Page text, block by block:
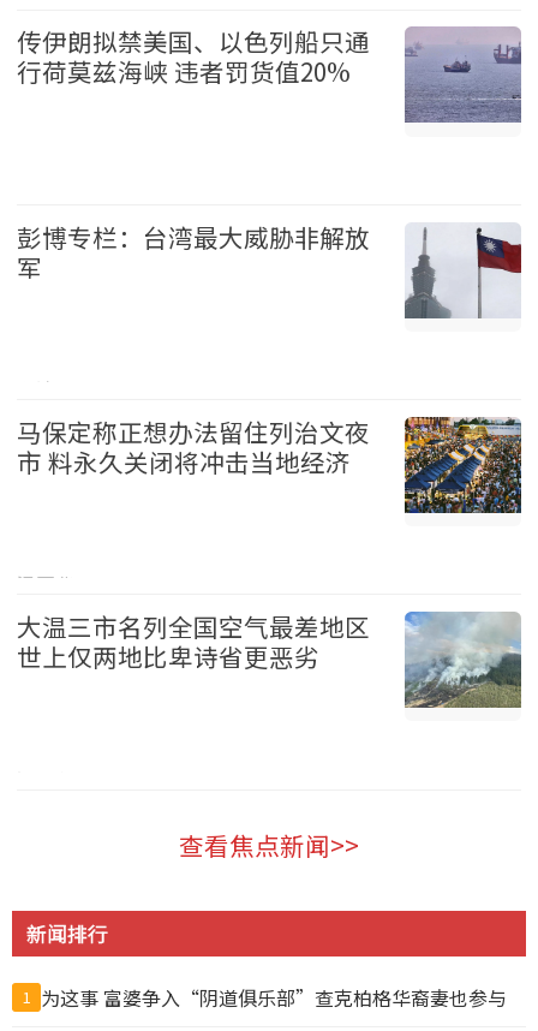
传伊朗拟禁美国、以色列船只通
行荷莫兹海峡 违者罚货值20%
彭博专栏：台湾最大威胁非解放
军
台湾 2026-08-07
马保定称正想办法留住列治文夜
市 料永久关闭将冲击当地经济
温哥华 2026-08-07
大温三市名列全国空气最差地区
世上仅两地比卑诗省更恶劣
查看焦点新闻>>
新闻排行
1 为这事 富婆争入“阴道俱乐部”查克柏格华裔妻也参与